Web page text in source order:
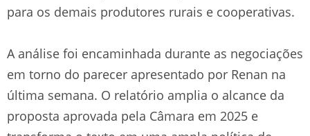
para os demais produtores rurais e cooperativas.
A análise foi encaminhada durante as negociações
em torno do parecer apresentado por Renan na
última semana. O relatório amplia o alcance da
proposta aprovada pela Câmara em 2025 e